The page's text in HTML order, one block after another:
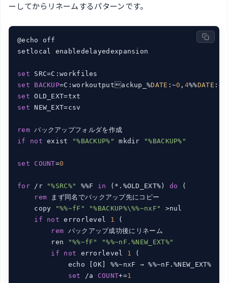
ーしてからリネームするパターンです。
@echo off
setlocal enabledelayedexpansion
set
set
BACKUP=C:workoutputackup_%DATE :~0 , 4%%DATE :~
set
set NEW_EXT=csv
rem
if
not exist "%BACKUP%" mkdir "%BACKUP%"
set COUNT=0
for /r "%SRC%" %%F in (*.%OLD_EXT%) do (
rem まず同名でバックアップ先にコピー
    copy
"%%~fF" "%BACKUP%\%%~nxF"
>nul
if
not errorlevel 1 (
rem バックアップ成功後にリネーム
        ren
"%%~fF"
"%%~nF.%NEW_EXT%"
if
not errorlevel 1 (
            echo [OK] %%~nxF → %%~nF.%NEW_EXT%
set
/a COUNT+=1